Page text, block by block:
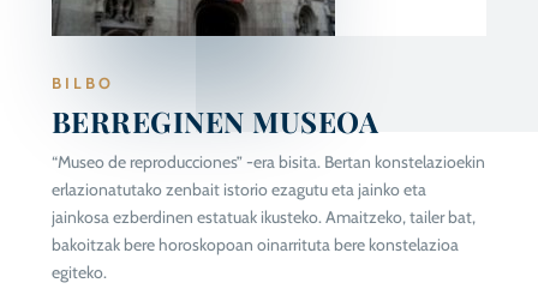
BILBO
BERREGINEN MUSEOA
“Museo de reproducciones” -era bisita. Bertan konstelazioekin
erlazionatutako zenbait istorio ezagutu eta jainko eta
jainkosa ezberdinen estatuak ikusteko. Amaitzeko, tailer bat,
bakoitzak bere horoskopoan oinarrituta bere konstelazioa
egiteko.